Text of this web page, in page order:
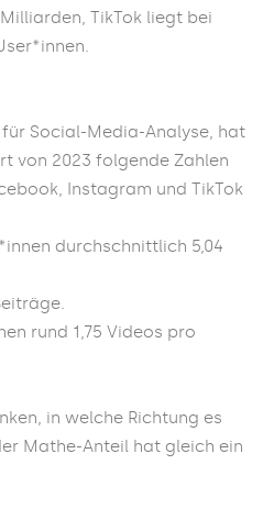
TikTok liegt bei
für Social-Media-Analyse, hat
von 2023 folgende Zahlen
Instagram und TikTok
durchschnittlich 5,04
rund 1,75 Videos pro
in welche Richtung es
Mathe-Anteil hat gleich ein